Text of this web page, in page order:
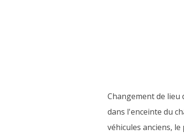
Changement de lieu
dans l'enceinte du
véhicules anciens,